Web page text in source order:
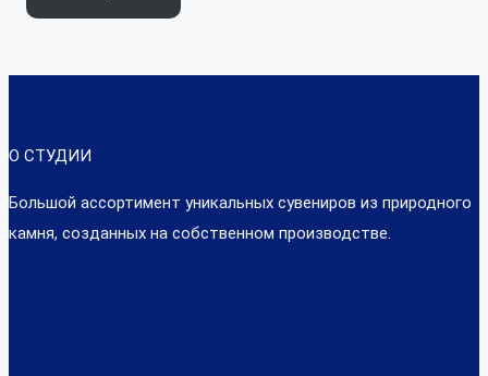
О СТУДИИ
Большой ассортимент уникальных сувениров из природного
камня, созданных на собственном производстве.